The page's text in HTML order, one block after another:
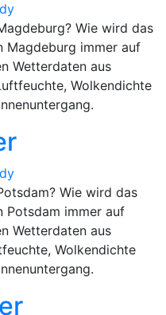
Wie wird das
Magdeburg immer auf
Wetterdaten aus
Wolkendichte
Wie wird das
Potsdam immer auf
Wetterdaten aus
Wolkendichte